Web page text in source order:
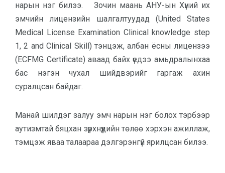
нарын нэг билээ. Зочин маань АНУ-ын Хүний их
эмчийн лицензийн шалгалтуудад (United States
Medical License Examination Clinical knowledge step
1, 2 and Clinical Skill) тэнцэж, албан ёсны лицензээ
(ECFMG Certificate) аваад байх үедээ амьдралынхаа
бас нэгэн чухал шийдвэрийг гаргаж ахин
суралцсан байдаг.
Манай шилдэг залуу эмч нарын нэг болох тэрбээр
аутизмтай бяцхан зүрхнүүдийн төлөө хэрхэн ажиллаж,
тэмцэж яваа талаараа дэлгэрэнгүй ярилцсан билээ.